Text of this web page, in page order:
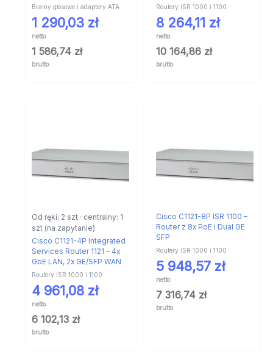
Bramy głosowe i adaptery ATA
1 290,03 zł
netto
1 586,74 zł
brutto
Routery ISR 1000 i 1100
8 264,11 zł
netto
10 164,86 zł
brutto
Od ręki: 2 szt · centralny: 1
szt (na zapytanie)
Cisco C1121-4P Integrated
Services Router 1121 – 4x
GbE LAN, 2x GE/SFP WAN
Routery ISR 1000 i 1100
4 961,08 zł
netto
6 102,13 zł
brutto
Cisco C1121-8P ISR 1100 –
Router z 8x PoE i Dual GE
SFP
Routery ISR 1000 i 1100
5 948,57 zł
netto
7 316,74 zł
brutto